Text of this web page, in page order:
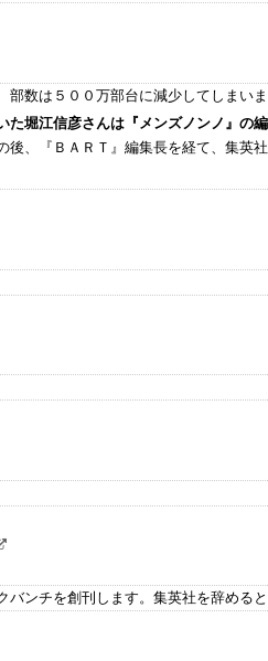
部数は５００万部台に減少してしまいま
た堀江信彦さんは『メンズノンノ』の
後、『ＢＡＲＴ』編集長を経て、集英社
バンチを創刊します。集英社を辞めると